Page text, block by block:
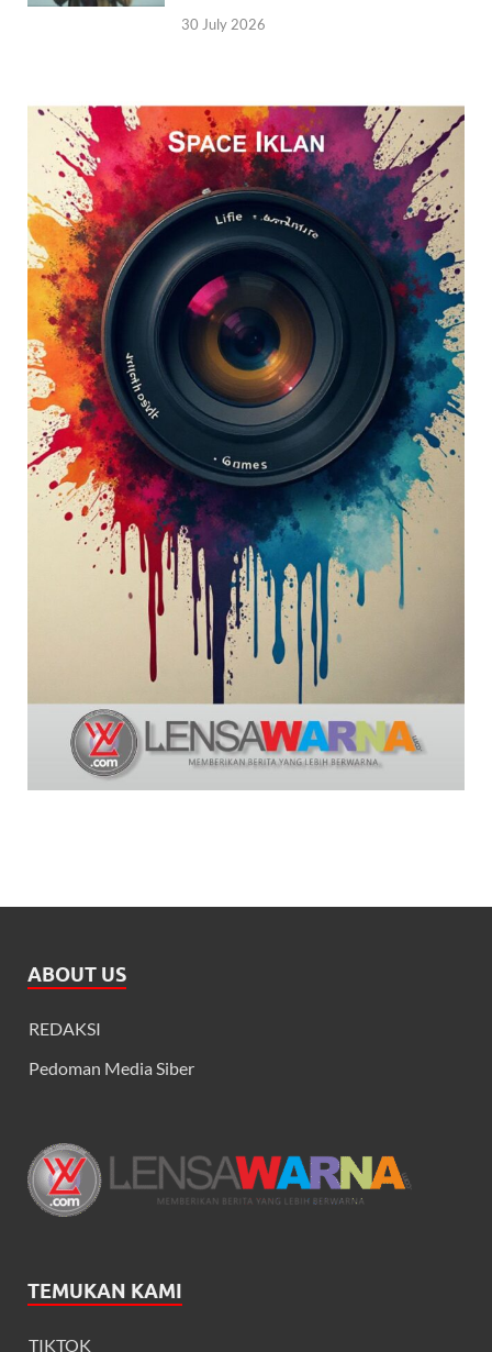
30 July 2026
ABOUT US
REDAKSI
Pedoman Media Siber
TEMUKAN KAMI
TIKTOK